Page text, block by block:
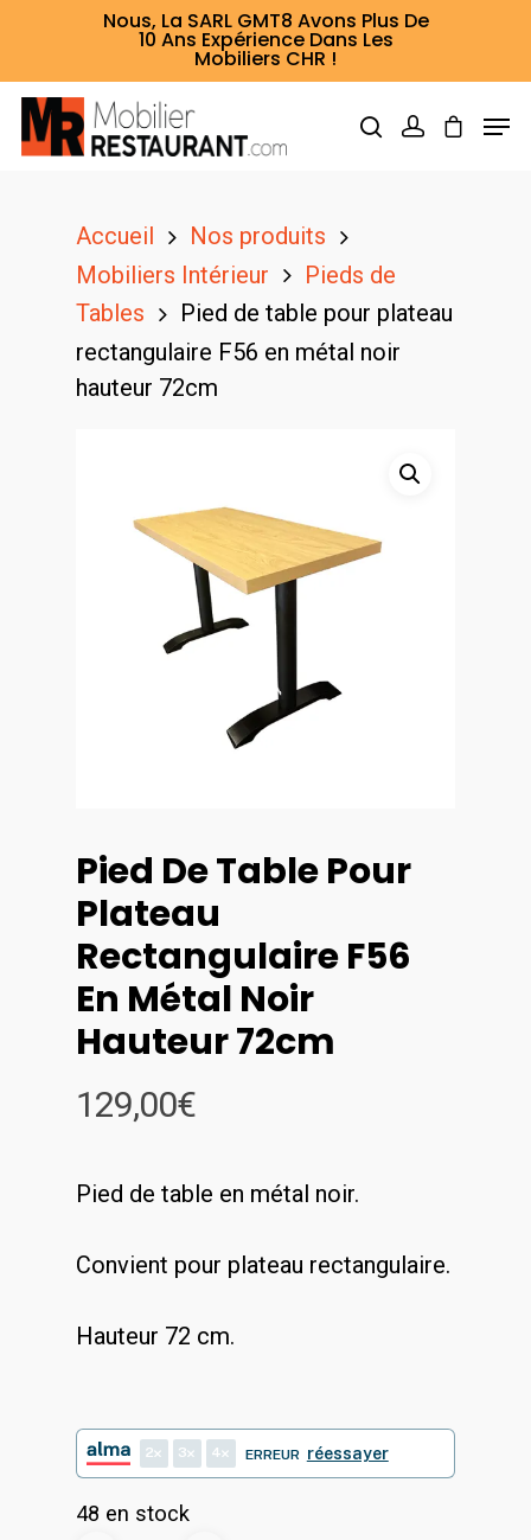
Nous, La SARL GMT8 Avons Plus De
10 Ans Expérience Dans Les
Mobiliers CHR !
Hit enter to search or ESC to close
Accueil
Nos produits
Mobiliers Intérieur
Pieds de
Tables
Pied de table pour plateau
rectangulaire F56 en métal noir
hauteur 72cm
Pied De Table Pour
Plateau
Rectangulaire F56
En Métal Noir
Hauteur 72cm
129,00€
Pied de table en métal noir.
Convient pour plateau rectangulaire.
Hauteur 72 cm.
2 3 4 ERREUR réessayer
48 en stock